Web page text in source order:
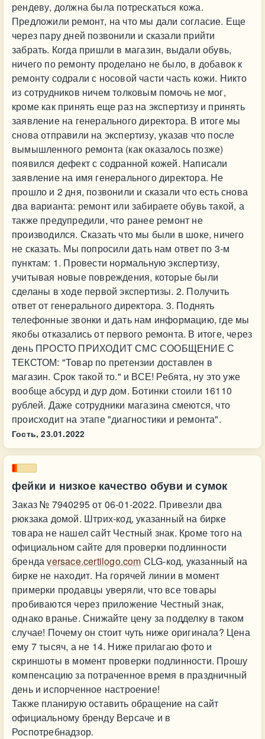
рендеву, должна была потрескаться кожа.
Предложили ремонт, на что мы дали согласие. Еще
через пару дней позвонили и сказали прийти
забрать. Когда пришли в магазин, выдали обувь,
ничего по ремонту проделано не было, в добавок к
ремонту содрали с носовой части часть кожи. Никто
из сотрудников ничем толковым помочь не мог,
кроме как принять еще раз на экспертизу и принять
заявление на генерального директора. В итоге мы
снова отправили на экспертизу, указав что после
вымышленного ремонта (как оказалось позже)
появился дефект с содранной кожей. Написали
заявление на имя генерального директора. Не
прошло и 2 дня, позвонили и сказали что есть снова
два варианта: ремонт или забираете обувь такой, а
также предупредили, что ранее ремонт не
производился. Сказать что мы были в шоке, ничего
не сказать. Мы попросили дать нам ответ по 3-м
пунктам: 1. Провести нормальную экспертизу,
учитывая новые повреждения, которые были
сделаны в ходе первой экспертизы. 2. Получить
ответ от генерального директора. 3. Поднять
телефонные звонки и дать нам информацию, где мы
якобы отказались от первого ремонта. В итоге, через
день ПРОСТО ПРИХОДИТ СМС СООБЩЕНИЕ С
ТЕКСТОМ: "Товар по претензии доставлен в
магазин. Срок такой то." и ВСЕ! Ребята, ну это уже
вообще абсурд и дур дом. Ботинки стоили 16110
рублей. Даже сотрудники магазина смеются, что
происходит на этапе "диагностики и ремонта".
Гость, 23.01.2022
фейки и низкое качество обуви и сумок
Заказ № 7940295 от 06-01-2022. Привезли два
рюкзака домой. Штрих-код, указанный на бирке
товара не нашел сайт Честный знак. Кроме того на
официальном сайте для проверки подлинности
брендаversace.certilogo.com CLG-код, указанный на
бирке не находит. На горячей линии в момент
примерки продавцы уверяли, что все товары
пробиваются через приложение Честный знак,
однако вранье. Снижайте цену за подделку в таком
случае! Почему он стоит чуть ниже оригинала? Цена
ему 7 тысяч, а не 14. Ниже прилагаю фото и
скриншоты в момент проверки подлинности. Прошу
компенсацию за потраченное время в праздничный
день и испорченное настроение!
Также планирую оставить обращение на сайт
официальному бренду Версаче и в
Роспотребнадзор.